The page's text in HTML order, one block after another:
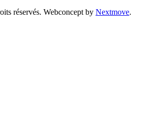
réservés. Webconcept by Nextmove.